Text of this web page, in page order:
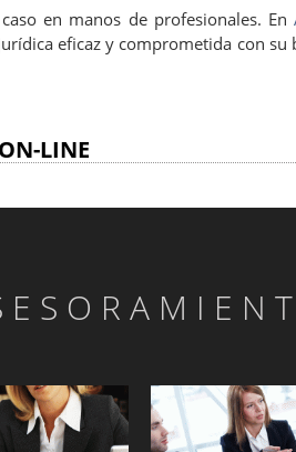
en manos de profesionales. En
eficaz y comprometida con su
LINE